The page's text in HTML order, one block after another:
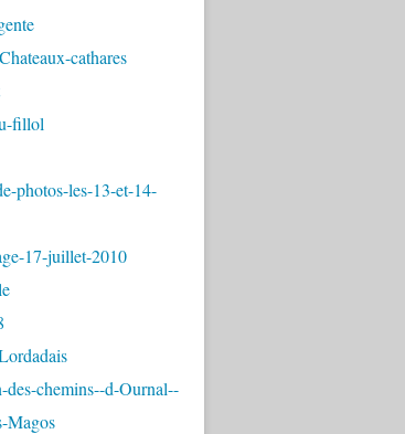
cathares
fillol
photos-les-13-et-14-
17-juillet-2010
chemins--d-Ournal--
Magos